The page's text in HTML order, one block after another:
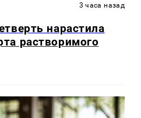
3 часа назад
нарастила
растворимого